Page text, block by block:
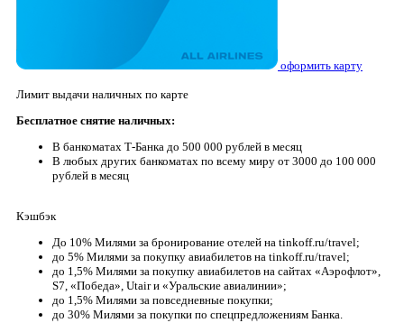
оформить карту
Лимит выдачи наличных по карте
Бесплатное снятие наличных:
В банкоматах Т-Банка до 500 000 рублей в месяц
В любых других банкоматах по всему миру от 3000 до 100 000
рублей в месяц
Кэшбэк
До 10% Милями за бронирование отелей на tinkoff.ru/travel;
до 5% Милями за покупку авиабилетов на tinkoff.ru/travel;
до 1,5% Милями за покупку авиабилетов на сайтах «Аэрофлот»,
S7, «Победа», Utair и «Уральские авиалинии»;
до 1,5% Милями за повседневные покупки;
до 30% Милями за покупки по спецпредложениям Банка.